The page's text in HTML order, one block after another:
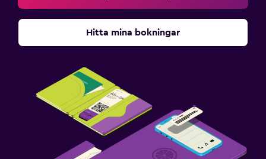
Hitta mina bokningar